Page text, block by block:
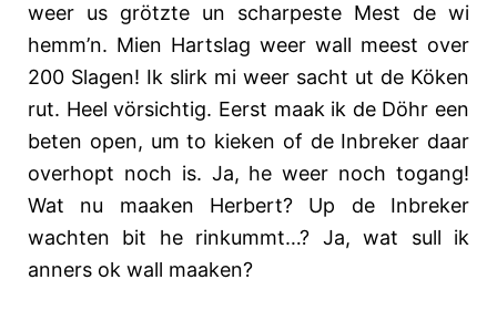
weer us grötzte un scharpeste Mest de wi
hemm’n. Mien Hartslag weer wall meest over
200 Slagen! Ik slirk mi weer sacht ut de Köken
rut. Heel vörsichtig. Eerst maak ik de Döhr een
beten open, um to kieken of de Inbreker daar
overhopt noch is. Ja, he weer noch togang!
Wat nu maaken Herbert? Up de Inbreker
wachten bit he rinkummt…? Ja, wat sull ik
anners ok wall maaken?